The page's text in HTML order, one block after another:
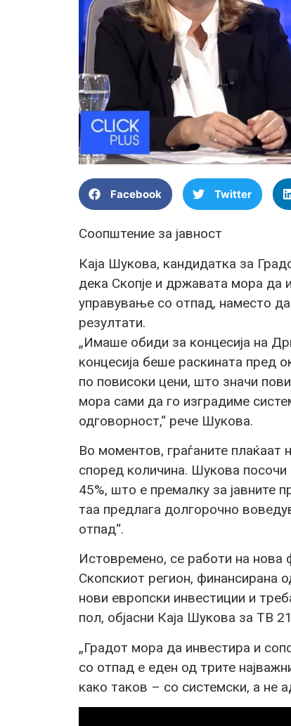
Facebook Twitter
Соопштение за јавност
Каја Шукова, кандидатка за
дека Скопје и државата мора да
управување со отпад, наместо
резултати.
„Имаше обиди за концесија на
концесија беше раскината пред
по повисоки цени, што значи
мора сами да го изградиме
одговорност,“ рече Шукова.
Во моментов, граѓаните
според количина. Шукова посочи
45%, што е премалку за јавните
таа предлага долгорочно
отпад“.
Истовремено, се работи на нова
Скопскиот регион, финансирана
нови европски инвестиции и
пол, објасни Каја Шукова за ТВ
„Градот мора да инвестира и
со отпад е еден од трите
како таков – со системски, а не